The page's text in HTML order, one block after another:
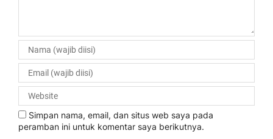
Simpan nama, email, dan situs web saya pada
peramban ini untuk komentar saya berikutnya.